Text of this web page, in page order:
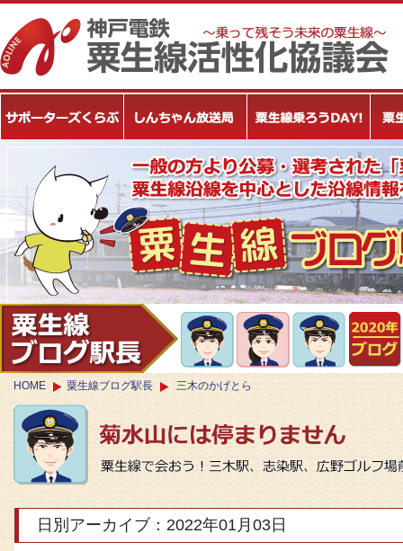
HOME 粟生線ブログ駅長 三木のかげとら
日別アーカイブ：2022年01月03日